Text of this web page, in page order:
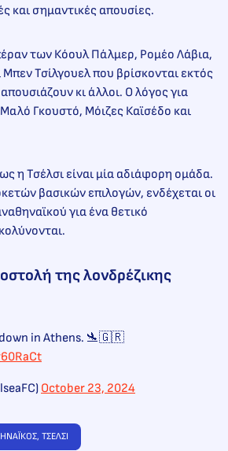
και σημαντικές απουσίες.
των Κόουλ Πάλμερ, Ρομέο Λάβια,
Τσίλγουελ που βρίσκονται εκτός
κι άλλοι. Ο λόγος για
Γκουστό, Μόιζες Καϊσέδο και
η Τσέλσι είναι μία αδιάφορη ομάδα.
βασικών επιλογών, ενδέχεται οι
για ένα θετικό
της λονδρέζικης
in Athens. 🛬🇬🇷
October 23, 2024
, ΤΣΕΛΣΙ